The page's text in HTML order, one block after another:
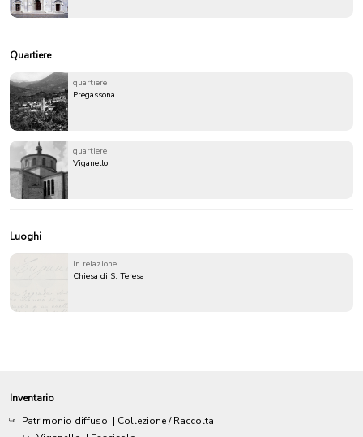
Quartiere
quartiere
Pregassona
quartiere
Viganello
Luoghi
in relazione
Chiesa di S. Teresa
Inventario
Patrimonio diffuso | Collezione / Raccolta